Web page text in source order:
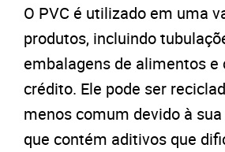
O PVC é utilizado em uma
produtos, incluindo
embalagens de alimentos e
crédito. Ele pode ser
menos comum devido à
que contém aditivos que